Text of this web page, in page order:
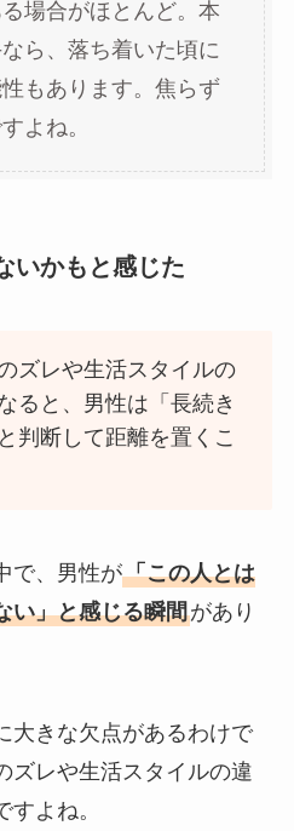
場合がほとんど。本
ら、落ち着いた頃に
もあります。焦らず
よね。
いかもと感じた
ズレや生活スタイルの
ると、男性は「長続き
判断して距離を置くこ
で、男性が「この人とは
い」と感じる瞬間があり
大きな欠点があるわけで
ズレや生活スタイルの違
よね。